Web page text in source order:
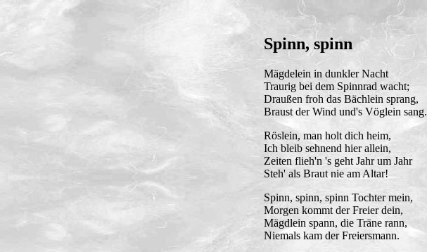
Spinn, spinn
Mägdelein in dunkler Nacht
Traurig bei dem Spinnrad wacht;
Draußen froh das Bächlein sprang,
Braust der Wind und's Vöglein sang.
Röslein, man holt dich heim,
Ich bleib sehnend hier allein,
Zeiten flieh'n 's geht Jahr um Jahr
Steh' als Braut nie am Altar!
Spinn, spinn, spinn Tochter mein,
Morgen kommt der Freier dein,
Mägdlein spann, die Träne rann,
Niemals kam der Freiersmann.